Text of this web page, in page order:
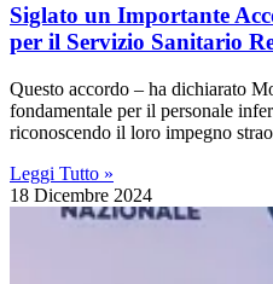
Siglato un Importante
per il Servizio Sanitario
Questo accordo – ha dichiarato
fondamentale per il personale
riconoscendo il loro impegno
Leggi Tutto »
18 Dicembre 2024